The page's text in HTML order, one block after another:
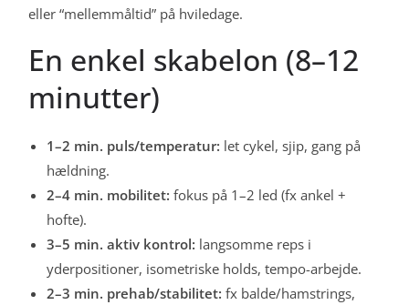
eller “mellemmåltid” på hviledage.
En enkel skabelon (8–12
minutter)
1–2 min. puls/temperatur: let cykel, sjip, gang på
hældning.
2–4 min. mobilitet: fokus på 1–2 led (fx ankel +
hofte).
3–5 min. aktiv kontrol: langsomme reps i
yderpositioner, isometriske holds, tempo-arbejde.
2–3 min. prehab/stabilitet: fx balde/hamstrings,